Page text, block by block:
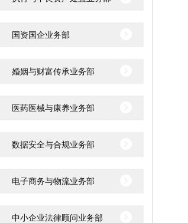
国资国企业务部
婚姻与财富传承业务部
医药医械与康养业务部
数据安全与合规业务部
电子商务与物流业务部
中小企业法律顾问业务部